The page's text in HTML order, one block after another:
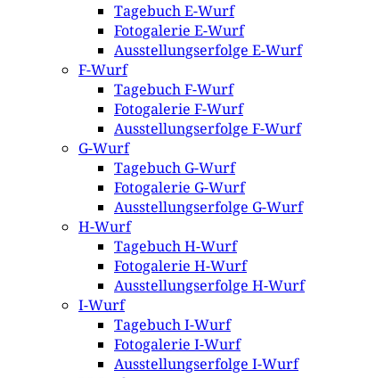
Tagebuch E-Wurf
Fotogalerie E-Wurf
Ausstellungserfolge E-Wurf
F-Wurf
Tagebuch F-Wurf
Fotogalerie F-Wurf
Ausstellungserfolge F-Wurf
G-Wurf
Tagebuch G-Wurf
Fotogalerie G-Wurf
Ausstellungserfolge G-Wurf
H-Wurf
Tagebuch H-Wurf
Fotogalerie H-Wurf
Ausstellungserfolge H-Wurf
I-Wurf
Tagebuch I-Wurf
Fotogalerie I-Wurf
Ausstellungserfolge I-Wurf